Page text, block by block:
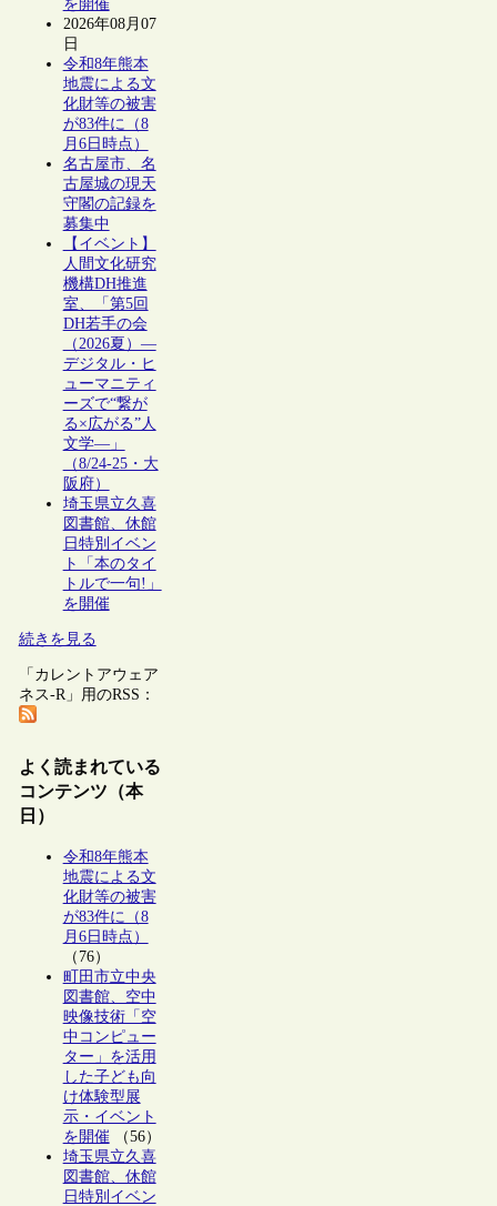
を開催
2026年08月07
日
令和8年熊本
地震による文
化財等の被害
が83件に（8
月6日時点）
名古屋市、名
古屋城の現天
守閣の記録を
募集中
【イベント】
人間文化研究
機構DH推進
室、「第5回
DH若手の会
（2026夏）―
デジタル・ヒ
ューマニティ
ーズで“繋が
る×広がる”人
文学―」
（8/24-25・大
阪府）
埼玉県立久喜
図書館、休館
日特別イベン
ト「本のタイ
トルで一句!」
を開催
続きを見る
「カレントアウェア
ネス-R」用のRSS：
よく読まれている
コンテンツ（本
日）
令和8年熊本
地震による文
化財等の被害
が83件に（8
月6日時点）
（76）
町田市立中央
図書館、空中
映像技術「空
中コンピュー
ター」を活用
した子ども向
け体験型展
示・イベント
を開催（56）
埼玉県立久喜
図書館、休館
日特別イベン